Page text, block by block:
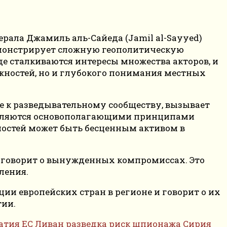
Джамиль аль-Сайеда (Jamil al-Sayyed)
сложную геополитическую
сталкиваются интересы множества акторов, и
но и глубокого понимания местных
разведывательному сообществу, вызывает
основополагающими принципами
может быть бесценным активом в
о вынужденных компромиссах. Это
европейских стран в регионе и говорит о их
ЕС Ливан разведка риск шпионажа Сирия